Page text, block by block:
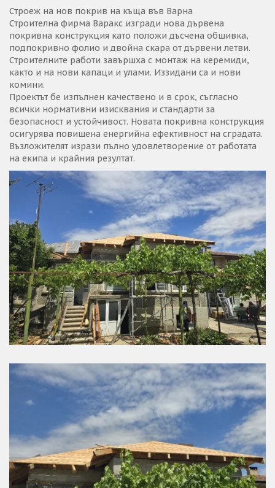
Строеж на нов покрив на къща във Варна
Строителна фирма Варакс изгради нова дървена
покривна конструкция като положи дъсчена обшивка,
подпокривно фолио и двойна скара от дървени летви.
Строителните работи завършха с монтаж на керемиди,
както и на нови капаци и улами. Иззидани са и нови
комини.
Проектът бе изпълнен качествено и в срок, съгласно
всички нормативни изисквания и стандарти за
безопасност и устойчивост. Новата покривна конструкция
осигурява повишена енергийна ефективност на сградата.
Възложителят изрази пълно удовлетворение от работата
на екипа и крайния резултат.